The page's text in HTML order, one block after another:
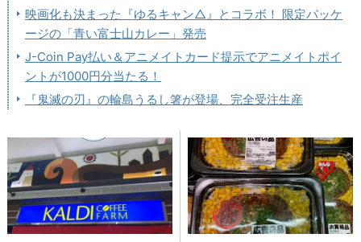
映画化も決まった『ゆるキャン△』とコラボ！ 限定パッケ
ージの「青い富士山カレー」発売
J-Coin Pay払い＆アニメイトカード提示でアニメイトポイ
ントが1000円分当たる！
『鬼滅の刃』の輪島うるし箸が登場、完全受注生産